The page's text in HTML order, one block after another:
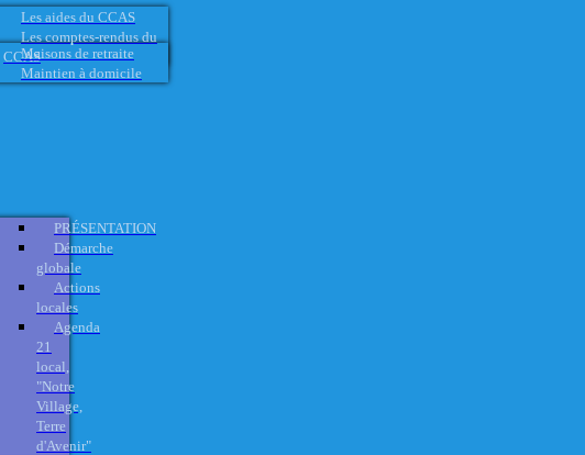
Les aides du CCAS
Les comptes-rendus du
CCASMaisons de retraite
Maintien à domicile
PRÉSENTATION
Démarche
globale
Actions
locales
Agenda
21
local,
"Notre
Village,
Terre
d'Avenir"